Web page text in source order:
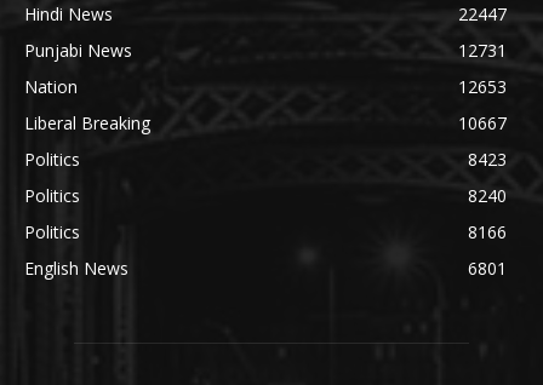
Hindi News
22447
Punjabi News
12731
Nation
12653
Liberal Breaking
10667
Politics
8423
Politics
8240
Politics
8166
English News
6801